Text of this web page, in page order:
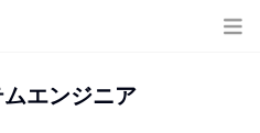
エンジニア